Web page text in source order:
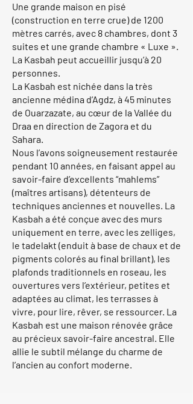
Une grande maison en pisé
(construction en terre crue) de 1200
mètres carrés, avec 8 chambres, dont 3
suites et une grande chambre « Luxe ».
La Kasbah peut accueillir jusqu’à 20
personnes.
La Kasbah est nichée dans la très
ancienne médina d’Agdz, à 45 minutes
de Ouarzazate, au cœur de la Vallée du
Draa en direction de Zagora et du
Sahara.
Nous l’avons soigneusement restaurée
pendant 10 années, en faisant appel au
savoir-faire d’excellents “mahlems”
(maîtres artisans), détenteurs de
techniques anciennes et nouvelles. La
Kasbah a été conçue avec des murs
uniquement en terre, avec les zelliges,
le tadelakt (enduit à base de chaux et de
pigments colorés au final brillant), les
plafonds traditionnels en roseau, les
ouvertures vers l’extérieur, petites et
adaptées au climat, les terrasses à
vivre, pour lire, rêver, se ressourcer. La
Kasbah est une maison rénovée grâce
au précieux savoir-faire ancestral. Elle
allie le subtil mélange du charme de
l’ancien au confort moderne.